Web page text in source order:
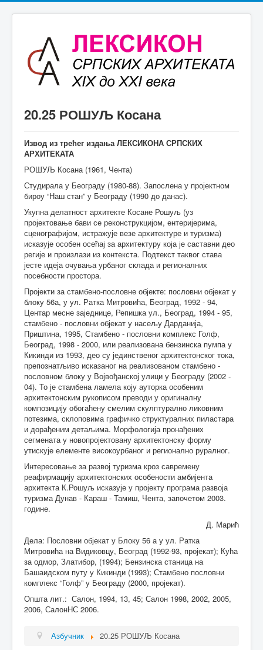
20.25 РОШУЉ Косана
Извод из трећег издања ЛЕКСИКОНА СРПСКИХ
АРХИТЕКАТА
РОШУЉ Косана (1961, Чента)
Студирала у Београду (1980-88). Запослена у пројектном
бироу “Наш стан” у Београду (1990 до данас).
Укупна делатност архитекте Косане Рошуљ (уз
пројектовање бави се реконструкцијом, ентеријерима,
сценографијом, истражује везе архитектуре и туризма)
исказује особен осећај за архитектуру која је саставни део
регије и произлази из контекста. Подтекст таквог става
јесте идеја очувања урбаног склада и регионалних
посебности простора.
Пројекти за стамбено-пословне објекте: пословни објекат у
блоку 56а, у ул. Ратка Митровића, Београд, 1992 - 94,
Центар месне заједнице, Репишка ул., Београд, 1994 - 95,
стамбено - пословни објекат у насељу Дарданија,
Приштина, 1995, Стамбено - пословни комплекс Голф,
Београд, 1998 - 2000, или реализована бензинска пумпа у
Кикинди из 1993, део су јединственог архитектонског тока,
препознатљиво исказаног на реализованом стамбено -
пословном блоку у Војвођанској улици у Београду (2002 -
04). То је стамбена ламела коју ауторка особеним
архитектонским рукописом преводи у оригиналну
композицију обогаћену смелим скулптурално ликовним
потезима, склоповима графичко структуралних пиластара
и дорађеним детаљима. Морфологија пронађених
сегмената у новопројектовану архитектонску форму
утискује елементе високоурбаног и регионално руралног.
Интересовање за развој туризма кроз савремену
реафирмацију архитектонских особености амбијента
архитекта К.Рошуљ исказује у пројекту програма развоја
туризма Дунав - Караш - Тамиш, Чента, започетом 2003.
године.
Д. Марић
Дела: Пословни објекат у Блоку 56 а у ул. Ратка
Митровића на Видиковцу, Београд (1992-93, пројекат); Кућа
за одмор, Златибор, (1994); Бензинска станица на
Башаидском путу у Кикинди (1993); Стамбено пословни
комплекс “Голф” у Београду (2000, пројекат).
Општа лит.: Салон, 1994, 13, 45; Салон 1998, 2002, 2005,
2006, СалонНС 2006.
Азбучник
20.25 РОШУЉ Косана